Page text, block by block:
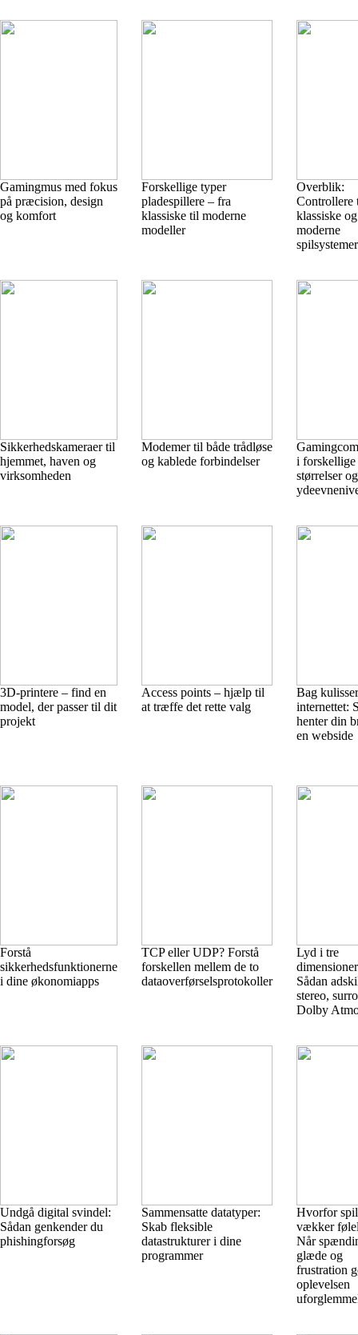
Gamingmus med fokus
på præcision, design
og komfort
Forskellige typer
pladespillere – fra
klassiske til moderne
modeller
Overblik:
Controllere
klassiske og
moderne
spilsystemer
Sikkerhedskameraer til
hjemmet, haven og
virksomheden
Modemer til både trådløse
og kablede forbindelser
i forskellige
størrelser og
3D-printere – find en
model, der passer til dit
projekt
Access points – hjælp til
at træffe det rette valg
Bag
internettet:
henter din
en webside
Forstå
sikkerhedsfunktionerne
i dine økonomiapps
TCP eller UDP? Forstå
forskellen mellem de to
dataoverførselsprotokoller
Lyd i tre
Sådan
stereo,
Dolby
Undgå digital svindel:
Sådan genkender du
phishingforsøg
Sammensatte datatyper:
Skab fleksible
datastrukturer i dine
programmer
Hvorfor spil
vækker
Når
glæde og
frustration
oplevelsen